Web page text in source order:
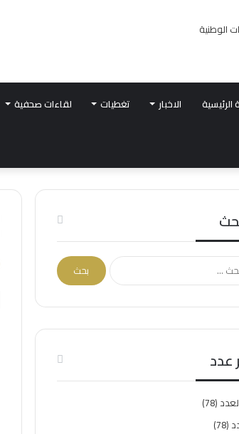
الاخبار تغطيات لقاءات صحفية
البحث
عن:
عدد
(78)